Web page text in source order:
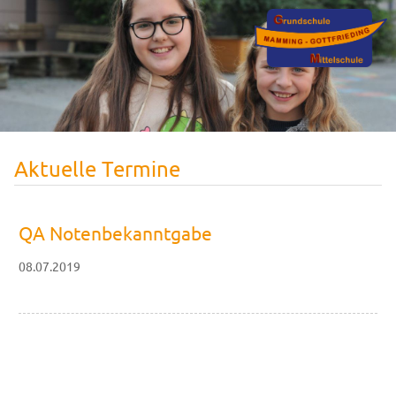
Aktuelle Termine
QA Notenbekanntgabe
08.07.2019